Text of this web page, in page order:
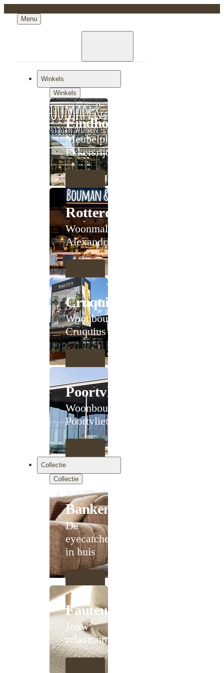
Menu
Winkels
Winkels
Eindhoven
Meubelplein
Ekkersrijt
Rotterdam
Woonmall
Alexandrium
Cruquius
Woonboulevard
Cruquius
Poortvliet
Woonboulevard
Poortvliet XXL
Collectie
Collectie
Banken
De
eyecatcher
in huis
Fauteuils
Jouw
relaxmoment